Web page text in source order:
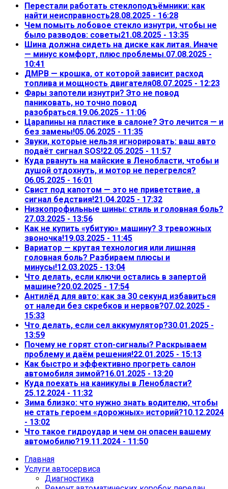
Перестали работать стеклоподъёмники: как
найти неисправность28.08.2025 - 16:28
Чем помыть лобовое стекло изнутри, чтобы не
было разводов: советы21.08.2025 - 13:35
Шина должна сидеть на диске как литая. Иначе
— минус комфорт, плюс проблемы.07.08.2025 -
10:41
ДМРВ — крошка, от которой зависит расход
топлива и мощность двигателя08.07.2025 - 12:23
Фары запотели изнутри? Это не повод
паниковать, но точно повод
разобраться.19.06.2025 - 11:06
Царапины на пластике в салоне? Это лечится — и
без замены!05.06.2025 - 11:35
Звуки, которые нельзя игнорировать: ваш авто
подаёт сигнал SOS!22.05.2025 - 11:57
Куда рвануть на майские в Ленобласти, чтобы и
душой отдохнуть, и мотор не перегрелся?
06.05.2025 - 16:01
Свист под капотом — это не приветствие, а
сигнал бедствия!21.04.2025 - 17:32
Низкопрофильные шины: стиль и головная боль?
27.03.2025 - 13:56
Как не купить «убитую» машину? 3 тревожных
звоночка!19.03.2025 - 11:45
Вариатор — крутая технология или лишняя
головная боль? Разбираем плюсы и
минусы!12.03.2025 - 13:04
Что делать, если ключи остались в запертой
машине?20.02.2025 - 17:54
Антилёд для авто: как за 30 секунд избавиться
от наледи без скребков и нервов?07.02.2025 -
15:33
Что делать, если сел аккумулятор?30.01.2025 -
13:59
Почему не горят стоп-сигналы? Раскрываем
проблему и даём решения!22.01.2025 - 15:13
Как быстро и эффективно прогреть салон
автомобиля зимой?16.01.2025 - 13:20
Куда поехать на каникулы в Ленобласти?
25.12.2024 - 11:32
Зима близко: что нужно знать водителю, чтобы
не стать героем «дорожных» историй?10.12.2024
- 13:02
Что такое гидроудар и чем он опасен вашему
автомобилю?19.11.2024 - 11:50
Главная
Услуги автосервиса
Диагностика